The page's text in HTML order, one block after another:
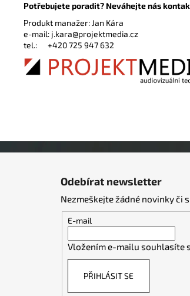
Potřebujete poradit? Neváhejte nás
Produkt manažer: Jan Kára
e-mail: j.kara@projektmedia.cz
tel.: +420 725 947 632
Odebírat newsletter
Nezmeškejte žádné novinky či
E-mail
Vložením e-mailu souhlasíte s
PŘIHLÁSIT SE